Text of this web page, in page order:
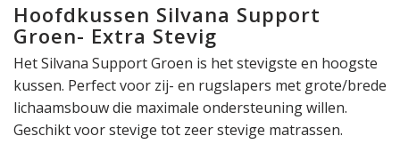
Hoofdkussen Silvana Support
Groen- Extra Stevig
Het Silvana Support Groen is het stevigste en hoogste
kussen. Perfect voor zij- en rugslapers met grote/brede
lichaamsbouw die maximale ondersteuning willen.
Geschikt voor stevige tot zeer stevige matrassen.